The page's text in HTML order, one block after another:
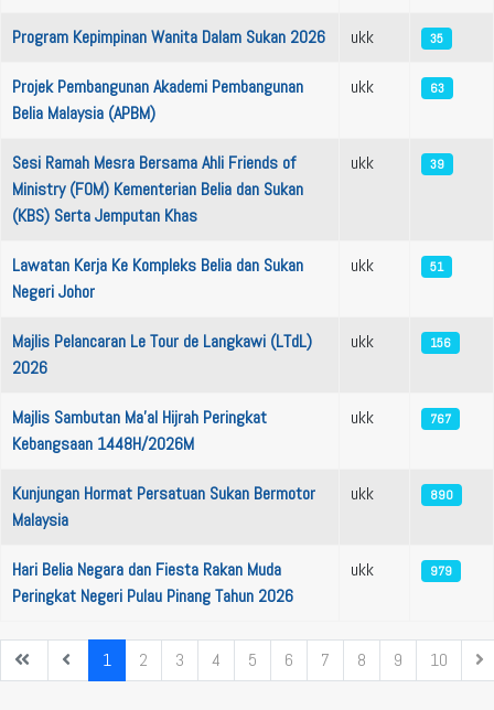
Program Kepimpinan Wanita Dalam Sukan 2026 ukk 35
Projek Pembangunan Akademi Pembangunan
Belia Malaysia (APBM)
ukk 63
Sesi Ramah Mesra Bersama Ahli Friends of
Ministry (FOM) Kementerian Belia dan Sukan
(KBS) Serta Jemputan Khas
ukk 39
Lawatan Kerja Ke Kompleks Belia dan Sukan
Negeri Johor
ukk 51
Majlis Pelancaran Le Tour de Langkawi (LTdL)
2026
ukk 156
Majlis Sambutan Ma’al Hijrah Peringkat
Kebangsaan 1448H/2026M
ukk 767
Kunjungan Hormat Persatuan Sukan Bermotor
Malaysia
ukk 890
Hari Belia Negara dan Fiesta Rakan Muda
Peringkat Negeri Pulau Pinang Tahun 2026
ukk 979
1 2 3 4 5 6 7 8 9 10